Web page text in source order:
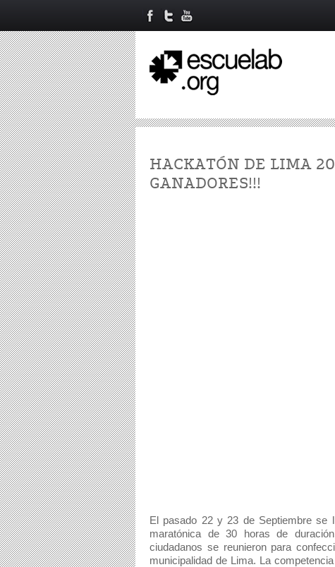
HACKATÓN DE LIMA
GANADORES!!!
El pasado 22 y 23 de Septiembre se
maratónica de 30 horas de
ciudadanos se reunieron para
municipalidad de Lima. La